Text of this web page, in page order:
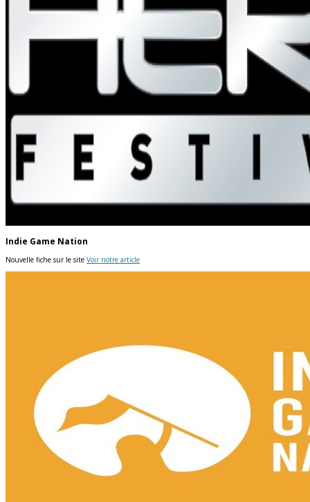
Indie Game Nation
Nouvelle fiche sur le site Voir notre article